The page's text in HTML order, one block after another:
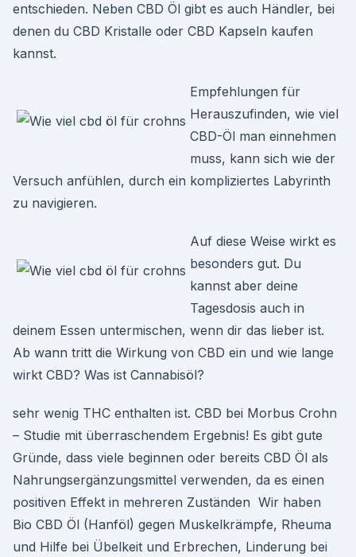
entschieden. Neben CBD Öl gibt es auch Händler, bei
denen du CBD Kristalle oder CBD Kapseln kaufen
kannst.
Empfehlungen für
Herauszufinden, wie viel
CBD-Öl man einnehmen
muss, kann sich wie der
Versuch anfühlen, durch ein kompliziertes Labyrinth
zu navigieren.
Auf diese Weise wirkt es
besonders gut. Du
kannst aber deine
Tagesdosis auch in
deinem Essen untermischen, wenn dir das lieber ist.
Ab wann tritt die Wirkung von CBD ein und wie lange
wirkt CBD? Was ist Cannabisöl?
sehr wenig THC enthalten ist. CBD bei Morbus Crohn
– Studie mit überraschendem Ergebnis! Es gibt gute
Gründe, dass viele beginnen oder bereits CBD Öl als
Nahrungsergänzungsmittel verwenden, da es einen
positiven Effekt in mehreren Zuständen Wir haben
Bio CBD Öl (Hanföl) gegen Muskelkrämpfe, Rheuma
und Hilfe bei Übelkeit und Erbrechen, Linderung bei